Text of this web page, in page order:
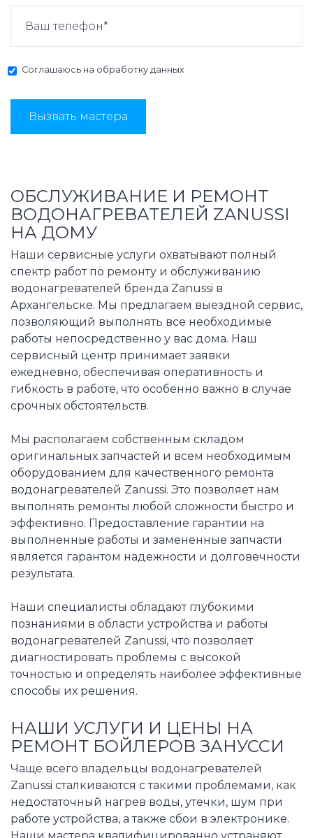
Соглашаюсь на обработку данных
Вызвать мастера
ОБСЛУЖИВАНИЕ И РЕМОНТ
ВОДОНАГРЕВАТЕЛЕЙ ZANUSSI
НА ДОМУ
Наши сервисные услуги охватывают полный
спектр работ по ремонту и обслуживанию
водонагревателей бренда Zanussi в
Архангельске. Мы предлагаем выездной сервис,
позволяющий выполнять все необходимые
работы непосредственно у вас дома. Наш
сервисный центр принимает заявки
ежедневно, обеспечивая оперативность и
гибкость в работе, что особенно важно в случае
срочных обстоятельств.
Мы располагаем собственным складом
оригинальных запчастей и всем необходимым
оборудованием для качественного ремонта
водонагревателей Zanussi. Это позволяет нам
выполнять ремонты любой сложности быстро и
эффективно. Предоставление гарантии на
выполненные работы и замененные запчасти
является гарантом надежности и долговечности
результата.
Наши специалисты обладают глубокими
познаниями в области устройства и работы
водонагревателей Zanussi, что позволяет
диагностировать проблемы с высокой
точностью и определять наиболее эффективные
способы их решения.
НАШИ УСЛУГИ И ЦЕНЫ НА
РЕМОНТ БОЙЛЕРОВ ЗАНУССИ
Чаще всего владельцы водонагревателей
Zanussi сталкиваются с такими проблемами, как
недостаточный нагрев воды, утечки, шум при
работе устройства, а также сбои в электронике.